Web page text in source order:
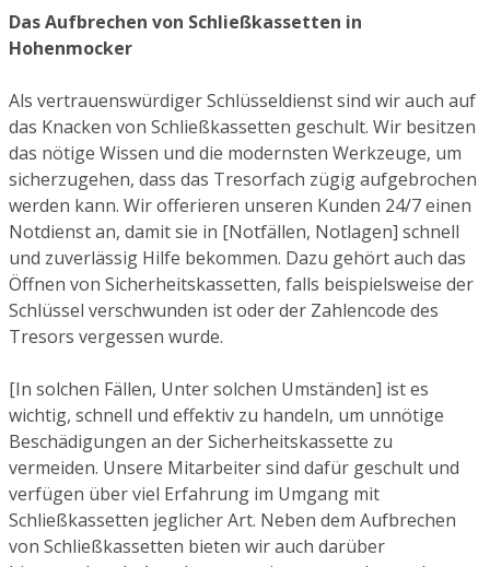
Das Aufbrechen von Schließkassetten in
Hohenmocker
Als vertrauenswürdiger Schlüsseldienst sind wir auch auf
das Knacken von Schließkassetten geschult. Wir besitzen
das nötige Wissen und die modernsten Werkzeuge, um
sicherzugehen, dass das Tresorfach zügig aufgebrochen
werden kann. Wir offerieren unseren Kunden 24/7 einen
Notdienst an, damit sie in [Notfällen, Notlagen] schnell
und zuverlässig Hilfe bekommen. Dazu gehört auch das
Öffnen von Sicherheitskassetten, falls beispielsweise der
Schlüssel verschwunden ist oder der Zahlencode des
Tresors vergessen wurde.
[In solchen Fällen, Unter solchen Umständen] ist es
wichtig, schnell und effektiv zu handeln, um unnötige
Beschädigungen an der Sicherheitskassette zu
vermeiden. Unsere Mitarbeiter sind dafür geschult und
verfügen über viel Erfahrung im Umgang mit
Schließkassetten jeglicher Art. Neben dem Aufbrechen
von Schließkassetten bieten wir auch darüber